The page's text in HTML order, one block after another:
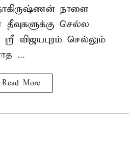
நாளை
செல்ல
விஜயபுரம் செல்லும்
...
Read More